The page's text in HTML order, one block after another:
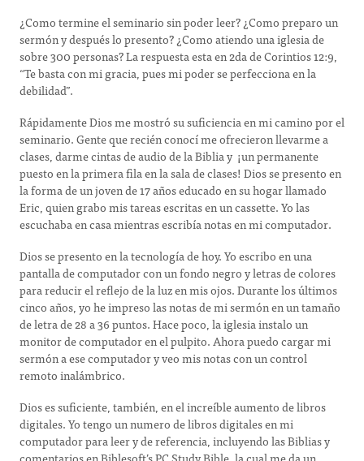
¿Como termine el seminario sin poder leer? ¿Como preparo un
sermón y después lo presento? ¿Como atiendo una iglesia de
sobre 300 personas? La respuesta esta en 2da de Corintios 12:9,
“Te basta con mi gracia, pues mi poder se perfecciona en la
debilidad”.
Rápidamente Dios me mostró su suficiencia en mi camino por el
seminario. Gente que recién conocí me ofrecieron llevarme a
clases, darme cintas de audio de la Biblia y ¡un permanente
puesto en la primera fila en la sala de clases! Dios se presento en
la forma de un joven de 17 años educado en su hogar llamado
Eric, quien grabo mis tareas escritas en un cassette. Yo las
escuchaba en casa mientras escribía notas en mi computador.
Dios se presento en la tecnología de hoy. Yo escribo en una
pantalla de computador con un fondo negro y letras de colores
para reducir el reflejo de la luz en mis ojos. Durante los últimos
cinco años, yo he impreso las notas de mi sermón en un tamaño
de letra de 28 a 36 puntos. Hace poco, la iglesia instalo un
monitor de computador en el pulpito. Ahora puedo cargar mi
sermón a ese computador y veo mis notas con un control
remoto inalámbrico.
Dios es suficiente, también, en el increíble aumento de libros
digitales. Yo tengo un numero de libros digitales en mi
computador para leer y de referencia, incluyendo las Biblias y